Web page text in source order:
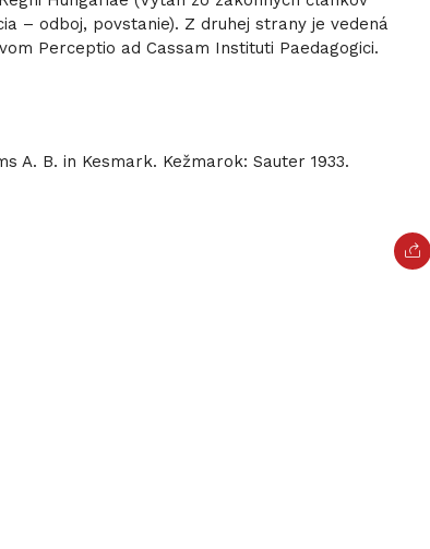
– odboj, povstanie). Z druhej strany je vedená
Perceptio ad Cassam Instituti Paedagogici.
A. B. in Kesmark. Kežmarok: Sauter 1933.